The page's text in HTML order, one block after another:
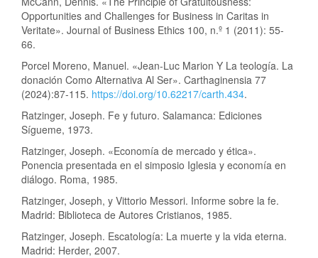
Opportunities and Challenges for Business in Caritas in
Veritate». Journal of Business Ethics 100, n.º 1 (2011): 55-
66.
Porcel Moreno, Manuel. «Jean-Luc Marion Y La teología. La
donación Como Alternativa Al Ser». Carthaginensia 77
(2024):87-115. https://doi.org/10.62217/carth.434.
Ratzinger, Joseph. Fe y futuro. Salamanca: Ediciones
Sígueme, 1973.
Ratzinger, Joseph. «Economía de mercado y ética».
Ponencia presentada en el simposio Iglesia y economía en
diálogo. Roma, 1985.
Ratzinger, Joseph, y Vittorio Messori. Informe sobre la fe.
Madrid: Biblioteca de Autores Cristianos, 1985.
Ratzinger, Joseph. Escatología: La muerte y la vida eterna.
Madrid: Herder, 2007.